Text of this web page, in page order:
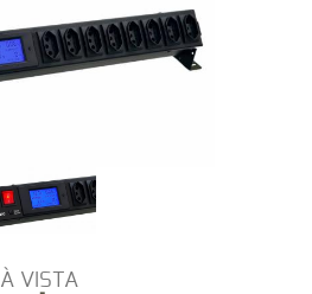
À VISTA